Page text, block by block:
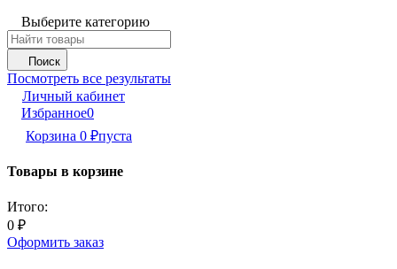
Выберите категорию
Поиск
Посмотреть все результаты
Личный кабинет
Избранное0
Корзина 0 ₽пуста
Товары в корзине
Итого:
0 ₽
Оформить заказ